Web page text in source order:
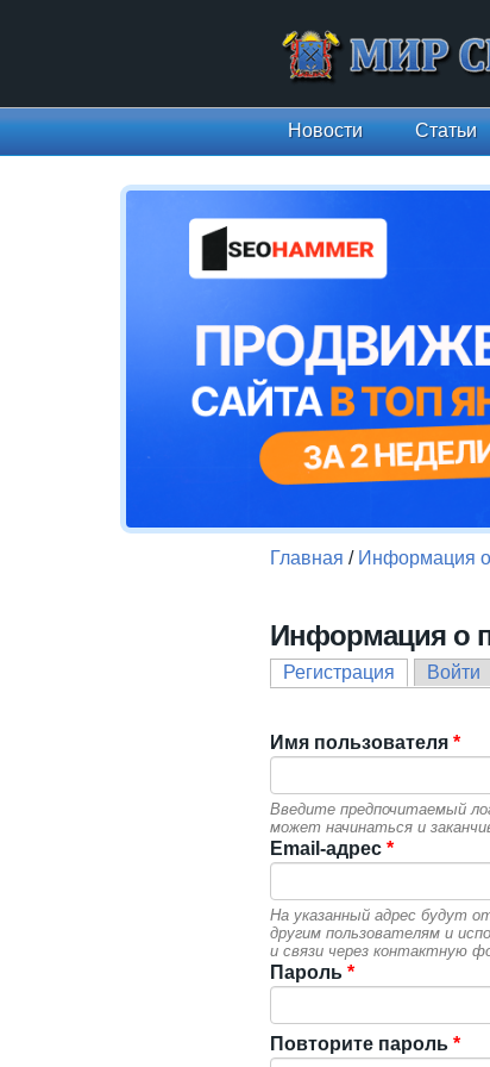
Новости Статьи
Главная / Информация о
Информация о
Регистрация Войти
Имя пользователя *
Введите предпочитаемый
может начинаться и
Email-адрес *
На указанный адрес будут
другим пользователям и
и связи через контактную
Пароль *
Повторите пароль *